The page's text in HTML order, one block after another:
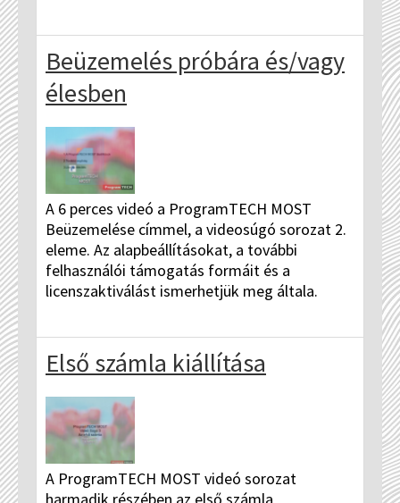
Beüzemelés próbára és/vagy
élesben
A 6 perces videó a ProgramTECH MOST
Beüzemelése címmel, a videosúgó sorozat 2.
eleme. Az alapbeállításokat, a további
felhasználói támogatás formáit és a
licenszaktiválást ismerhetjük meg általa.
Első számla kiállítása
A ProgramTECH MOST videó sorozat